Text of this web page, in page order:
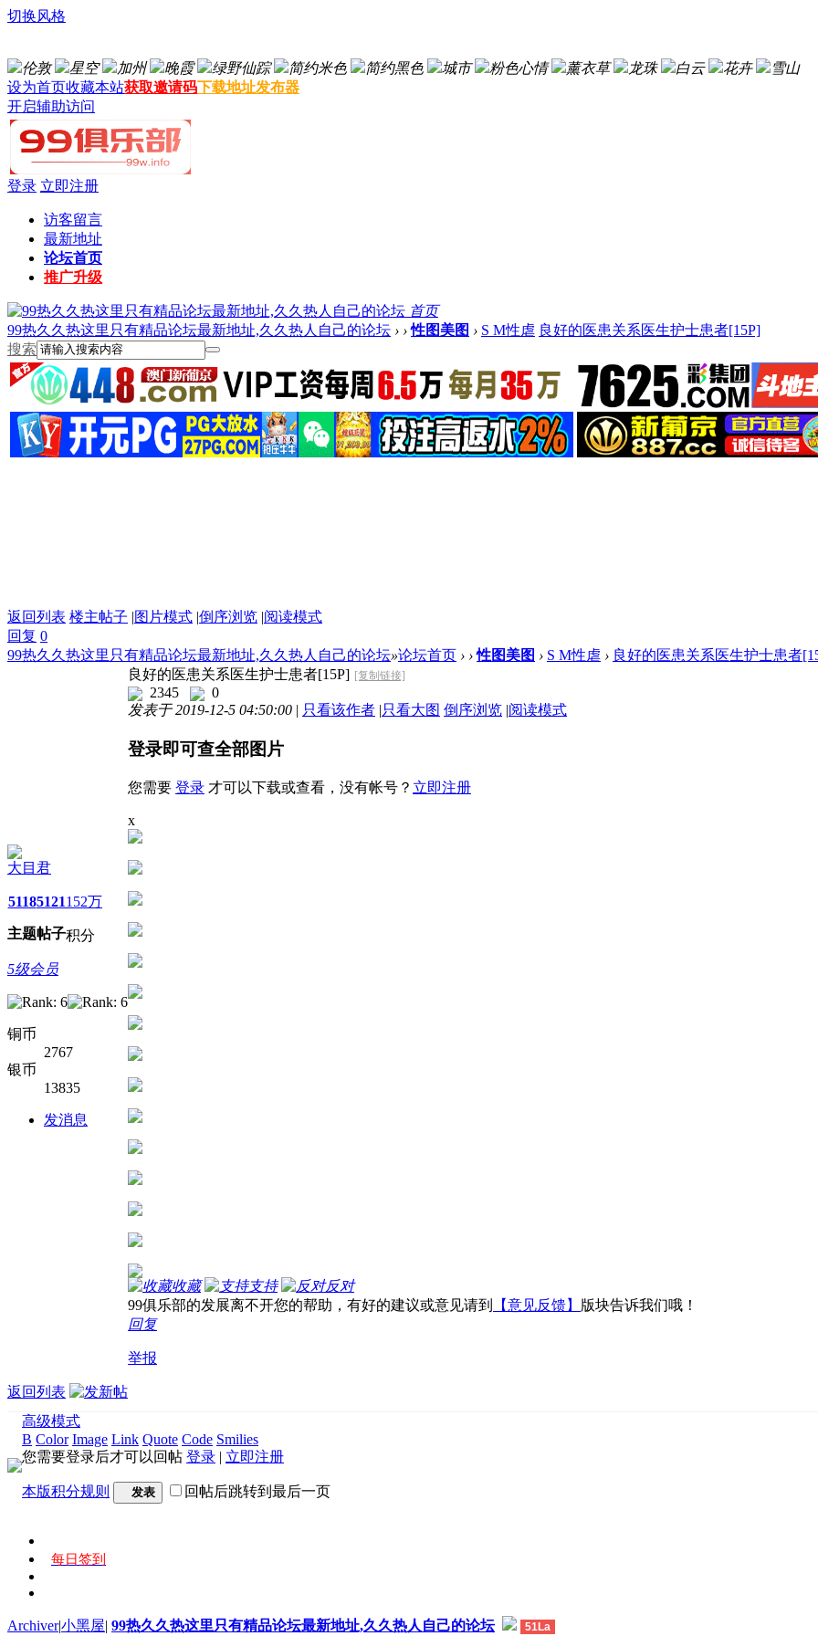
切换风格
伦敦 星空 加州 晚霞 绿野仙踪 简约米色 简约黑色 城市 粉色心情 薰衣草 龙珠 白云 花卉
雪山
设为首页收藏本站获取邀请码下载地址发布器
开启辅助访问
登录 立即注册
访客留言
最新地址
论坛首页
推广升级
首页
99热久久热这里只有精品论坛最新地址,久久热人自己的论坛 › › 性图美图 › S M性虐 良好的医患关系医生护士患者[15P]
搜索
返回列表 楼主帖子 |图片模式 |倒序浏览 |阅读模式
回复 0
99热久久热这里只有精品论坛最新地址,久久热人自己的论坛»论坛首页 › › 性图美图 › S M性虐 › 良好的医患关系医生护士患者
大目君
5118
主题
5121
帖子
152万
积分
5级会员
铜币
2767
银币
13835
发消息
良好的医患关系医生护士患者[15P] [复制链接]
2345
0
发表于 2019-12-5 04:50:00 | 只看该作者 |只看大图 倒序浏览 |阅读模式
登录即可查全部图片
您需要 登录 才可以下载或查看，没有帐号？ 立即注册
x
收藏 支持
反对
99俱乐部的发展离不开您的帮助，有好的建议或意见请到
【意见反馈】 版块告诉我们哦！
回复
举报
返回列表
高级模式
B Color Image Link Quote Code Smilies
您需要登录后才可以回帖 登录 | 立即注册
本版积分规则 发表 回帖后跳转到最后一页
每日签到
Archiver|小黑屋| 99热久久热这里只有精品论坛最新地址,久久热人自己的论坛 51La